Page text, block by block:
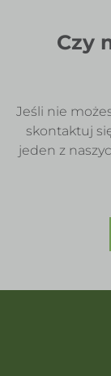
Czy
Jeśli nie
skontaktuj
jeden z